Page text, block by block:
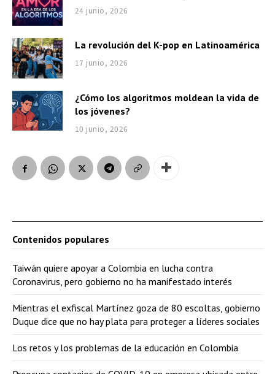
24 junio, 2026
La revolución del K-pop en Latinoamérica
17 junio, 2026
¿Cómo los algoritmos moldean la vida de
los jóvenes?
10 junio, 2026
Contenidos populares
Taiwán quiere apoyar a Colombia en lucha contra
Coronavirus, pero gobierno no ha manifestado interés
Mientras el exfiscal Martínez goza de 80 escoltas, gobierno
Duque dice que no hay plata para proteger a líderes sociales
Los retos y los problemas de la educación en Colombia